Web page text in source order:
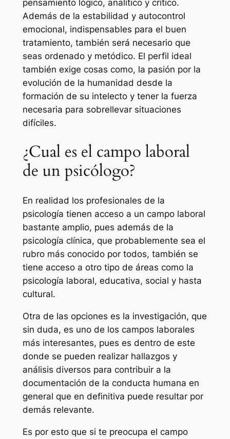
pensamiento lógico, analítico y crítico.
Además de la estabilidad y autocontrol
emocional, indispensables para el buen
tratamiento, también será necesario que
seas ordenado y metódico. El perfil ideal
también exige cosas como, la pasión por la
evolución de la humanidad desde la
formación de su intelecto y tener la fuerza
necesaria para sobrellevar situaciones
difíciles.
¿Cual es el campo laboral
de un psicólogo?
En realidad los profesionales de la
psicología tienen acceso a un campo laboral
bastante amplio, pues además de la
psicología clínica, que probablemente sea el
rubro más conocido por todos, también se
tiene acceso a otro tipo de áreas como la
psicología laboral, educativa, social y hasta
cultural.
Otra de las opciones es la investigación, que
sin duda, es uno de los campos laborales
más interesantes, pues es dentro de este
donde se pueden realizar hallazgos y
análisis diversos para contribuir a la
documentación de la conducta humana en
general que en definitiva puede resultar por
demás relevante.
Es por esto que si te preocupa el campo